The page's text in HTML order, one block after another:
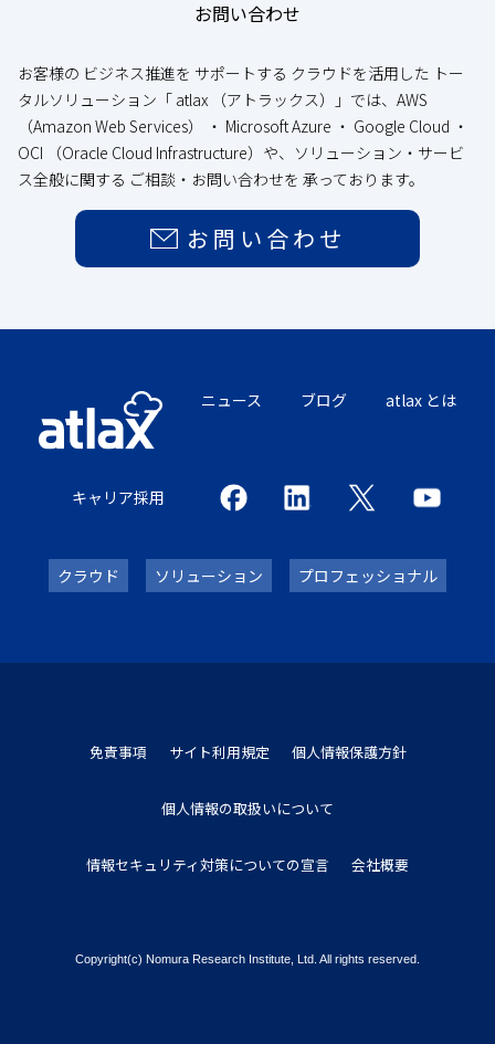
お問い合わせ
お客様の ビジネス推進を サポートする クラウドを活用した トー
タルソリューション「 atlax （アトラックス）」では、AWS
（Amazon Web Services） ・ Microsoft Azure ・ Google Cloud ・
OCI （Oracle Cloud Infrastructure）や、ソリューション・サービ
ス全般に関する ご相談・お問い合わせを 承っております。
お問い合わせ
ニュース ブログ atlax とは
キャリア採用
クラウド ソリューション プロフェッショナル
Copyright(c) Nomura Research Institute, Ltd. All rights reserved.
免責事項 サイト利用規定 個人情報保護方針
個人情報の取扱いについて
情報セキュリティ対策についての宣言 会社概要